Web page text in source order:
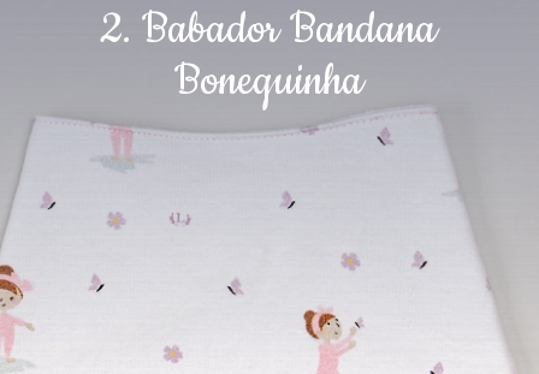
2. Babador Bandana
Bonequinha